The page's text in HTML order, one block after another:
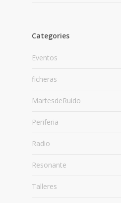
Categories
Eventos
ficheras
MartesdeRuido
Periferia
Radio
Resonante
Talleres